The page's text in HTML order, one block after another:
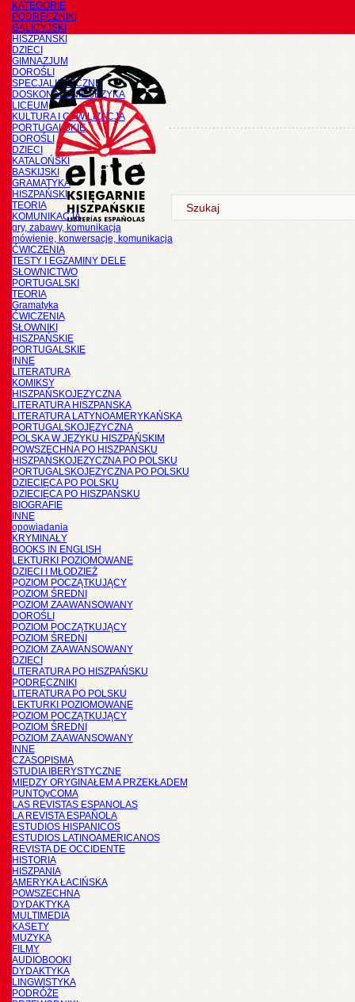
KATEGORIE
PODRĘCZNIKI
GALICYJSKI
HISZPAŃSKI
DZIECI
GIMNAZJUM
DOROŚLI
SPECJALISTYCZNE
DOSKONALENIE JĘZYKA
LICEUM
KULTURA I CYWILIZACJA
PORTUGALSKIE
DOROŚLI
DZIECI
KATALOŃSKI
BASKIJSKI
GRAMATYKA
HISZPAŃSKI
TEORIA
KOMUNIKACJA
gry, zabawy, komunikacja
mówienie, konwersacje, komunikacja
ĆWICZENIA
TESTY I EGZAMINY DELE
SŁOWNICTWO
PORTUGALSKI
TEORIA
Gramatyka
ĆWICZENIA
SŁOWNIKI
HISZPAŃSKIE
PORTUGALSKIE
INNE
LITERATURA
KOMIKSY
HISZPAŃSKOJĘZYCZNA
LITERATURA HISZPANSKA
LITERATURA LATYNOAMERYKAŃSKA
PORTUGALSKOJĘZYCZNA
POLSKA W JĘZYKU HISZPAŃSKIM
POWSZECHNA PO HISZPAŃSKU
HISZPAŃSKOJĘZYCZNA PO POLSKU
PORTUGALSKOJĘZYCZNA PO POLSKU
DZIECIĘCA PO POLSKU
DZIECIĘCA PO HISZPAŃSKU
BIOGRAFIE
INNE
opowiadania
KRYMINAŁY
BOOKS IN ENGLISH
LEKTURKI POZIOMOWANE
DZIECI I MŁODZIEŻ
POZIOM POCZĄTKUJĄCY
POZIOM ŚREDNI
POZIOM ZAAWANSOWANY
DOROŚLI
POZIOM POCZĄTKUJĄCY
POZIOM ŚREDNI
POZIOM ZAAWANSOWANY
DZIECI
LITERATURA PO HISZPAŃSKU
PODRĘCZNIKI
LITERATURA PO POLSKU
LEKTURKI POZIOMOWANE
POZIOM POCZĄTKUJĄCY
POZIOM ŚREDNI
POZIOM ZAAWANSOWANY
INNE
CZASOPISMA
STUDIA IBERYSTYCZNE
MIĘDZY ORYGINAŁEM A PRZEKŁADEM
PUNTOyCOMA
LAS REVISTAS ESPANOLAS
LA REVISTA ESPAÑOLA
ESTUDIOS HISPANICOS
ESTUDIOS LATINOAMERICANOS
REVISTA DE OCCIDENTE
HISTORIA
HISZPANIA
AMERYKA ŁACIŃSKA
POWSZECHNA
DYDAKTYKA
MULTIMEDIA
KASETY
MUZYKA
FILMY
AUDIOBOOKI
DYDAKTYKA
LINGWISTYKA
PODRÓŻE